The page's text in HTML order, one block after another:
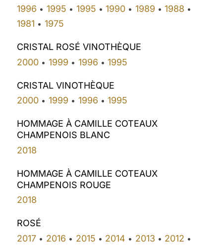
1996 • 1995 • 1995 • 1990 • 1989 • 1988 •
1981 • 1975
CRISTAL ROSÉ VINOTHÈQUE
2000 • 1999 • 1996 • 1995
CRISTAL VINOTHÈQUE
2000 • 1999 • 1996 • 1995
HOMMAGE À CAMILLE COTEAUX
CHAMPENOIS BLANC
2018
HOMMAGE À CAMILLE COTEAUX
CHAMPENOIS ROUGE
2018
ROSÉ
2017 • 2016 • 2015 • 2014 • 2013 • 2012 •